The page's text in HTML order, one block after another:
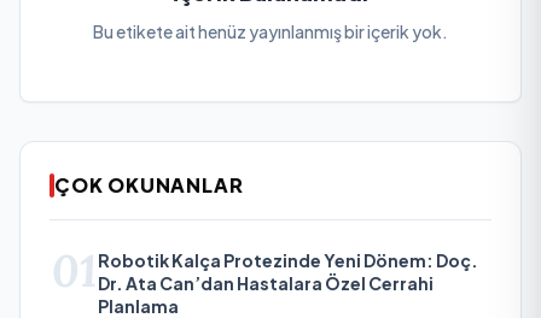
Bu etikete ait henüz yayınlanmış bir içerik yok.
ÇOK OKUNANLAR
01 Robotik Kalça Protezinde Yeni Dönem: Doç.
Dr. Ata Can’dan Hastalara Özel Cerrahi
Planlama